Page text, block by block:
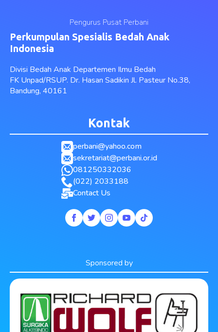
Pengurus Pusat Perbani
Perkumpulan Spesialis Bedah Anak
Indonesia
Divisi Bedah Anak Departemen Ilmu Bedah
FK Unpad/RSUP. Dr. Hasan Sadikin Jl. Pasteur No.38,
Bandung, 40161
Kontak
perbani@yahoo.com
sekretariat@perbani.or.id
081250332036
(022) 2033188
Contact Us
Sponsored by